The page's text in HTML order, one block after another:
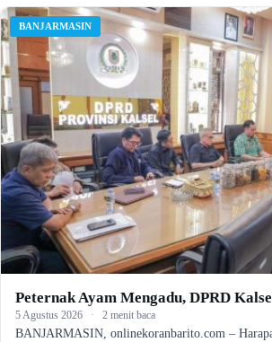
BANJARMASIN
Peternak Ayam Mengadu, DPRD
5 Agustus 2026 · 2 menit baca
BANJARMASIN, onlinekoranbarito.com –